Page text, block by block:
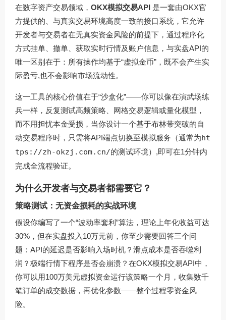
在数字资产交易领域， OKX模拟交易API 是一套由OKX官
方提供的、与真实交易环境高度一致的接口系统，它允许
开发者与交易者在无真实资金风险的前提下，通过程序化
方式挂单、撤单、获取实时行情及账户信息，与实盘API的
唯一区别在于：所有操作均基于“虚拟金币”，既不会产生实
际盈亏,也不会影响市场流动性。
这一工具的核心价值在于“沙盒化”——你可以像在演武场练
兵一样，反复测试高频策略、网格交易逻辑或量化模型，
而不用担忧本金受损，当你设计一个基于布林带突破的自
动交易程序时，只需将API端点切换至模拟服务（通常为ht
tps://zh-okzj.com.cn/的测试环境）,即可在1分钟内
完成全流程验证。
为什么开发者与交易者都需要它？
策略测试：无资金损耗的实战环境
假设你编写了一个“波动率套利”算法，理论上年化收益可达
30%，但在实盘投入10万元前，你至少需要回答三个问
题：API的延迟是否影响入场时机？滑点成本是否吞噬利
润？极端行情下程序是否会崩溃？在OKX模拟交易API中，
你可以用100万美元虚拟资金运行该策略一个月，收集数千
笔订单的成交数据，再优化参数——整个过程零资金风
险。